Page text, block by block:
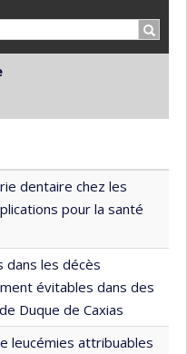
ordre décroissant
dentaire chez les
pour la santé
dans les décès
évitables dans des
Duque de Caxias
leucémies attribuables